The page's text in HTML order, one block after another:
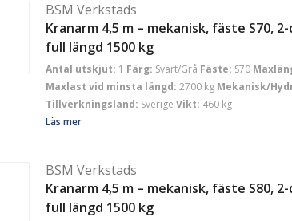
BSM Verkstads
Kranarm 4,5 m – mekanisk, fäste S70,
full längd 1500 kg
Antal utskjut: 1 Färg: Svart/Grå Fäste: S70
Maxlast vid minsta längd: 2700 kg Mekanisk/
Tillverkningsland: Sverige Vikt: 460 kg
Läs mer
BSM Verkstads
Kranarm 4,5 m – mekanisk, fäste S80,
full längd 1500 kg